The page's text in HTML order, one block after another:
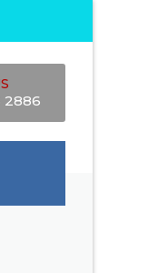
2886